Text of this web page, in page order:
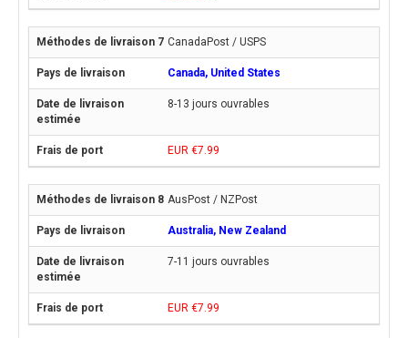
CanadaPost / USPS
Canada, United States
8-13 jours ouvrables
EUR €7.99
AusPost / NZPost
Australia, New Zealand
7-11 jours ouvrables
EUR €7.99